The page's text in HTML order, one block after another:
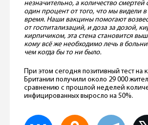
незначительно, а количество смертей
один процент от того, что мы видели
время. Наши вакцины помогают
от госпитализаций, и доза за дозой,
кирпичиком, эта стена становится
кому всё же необходимо лечь в
чем когда бы то ни было.
При этом сегодня позитивный тест на
Британии получили около 29 000
сравнению с прошлой неделей
инфицированных выросло на 50%.